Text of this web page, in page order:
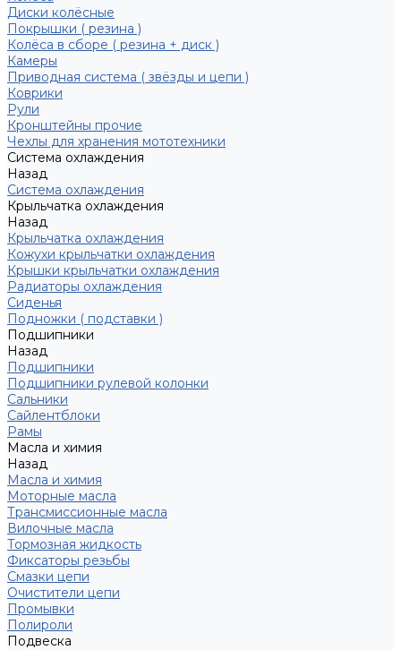
Диски колёсные
Покрышки ( резина )
Колёса в сборе ( резина + диск )
Камеры
Приводная система ( звёзды и цепи )
Коврики
Рули
Кронштейны прочие
Чехлы для хранения мототехники
Система охлаждения
Назад
Система охлаждения
Крыльчатка охлаждения
Назад
Крыльчатка охлаждения
Кожухи крыльчатки охлаждения
Крышки крыльчатки охлаждения
Радиаторы охлаждения
Сиденья
Подножки ( подставки )
Подшипники
Назад
Подшипники
Подшипники рулевой колонки
Сальники
Сайлентблоки
Рамы
Масла и химия
Назад
Масла и химия
Моторные масла
Трансмиссионные масла
Вилочные масла
Тормозная жидкость
Фиксаторы резьбы
Смазки цепи
Очистители цепи
Промывки
Полироли
Подвеска